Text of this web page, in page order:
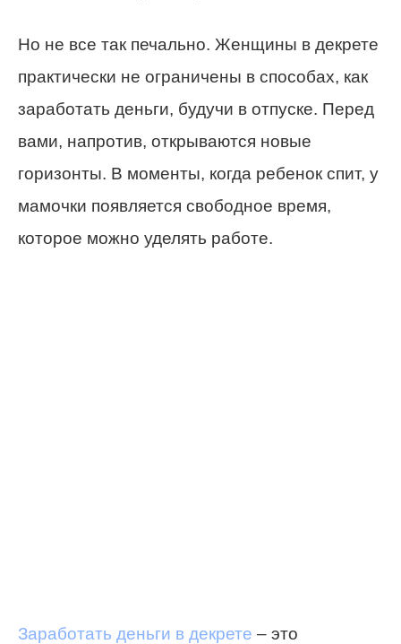
Но не все так печально. Женщины в декрете
практически не ограничены в способах, как
заработать деньги, будучи в отпуске. Перед
вами, напротив, открываются новые
горизонты. В моменты, когда ребенок спит, у
мамочки появляется свободное время,
которое можно уделять работе.
Заработать деньги в декрете – это